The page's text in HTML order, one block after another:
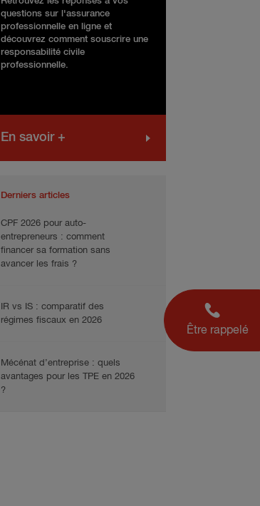
Être rappelé
questions sur l'assurance
professionnelle en ligne et
découvrez comment souscrire une
responsabilité civile
professionnelle.
En savoir +
Derniers articles
CPF 2026 pour auto-
entrepreneurs : comment
financer sa formation sans
avancer les frais ?
IR vs IS : comparatif des
régimes fiscaux en 2026
Mécénat d’entreprise : quels
avantages pour les TPE en 2026
?